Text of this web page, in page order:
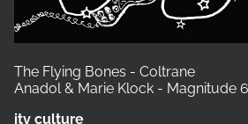
The Flying Bones - Coltrane
Anadol & Marie Klock - Magnitude
itv culture